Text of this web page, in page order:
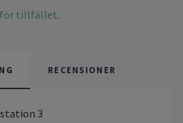
för tillfället.
RECENSIONER
3